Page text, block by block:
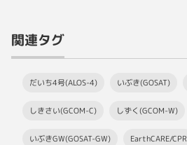
関連タグ
だいち4号(ALOS-4) いぶき(GOSAT)
しきさい(GCOM-C) しずく(GCOM-W)
いぶきGW(GOSAT-GW) EarthCARE/CPR